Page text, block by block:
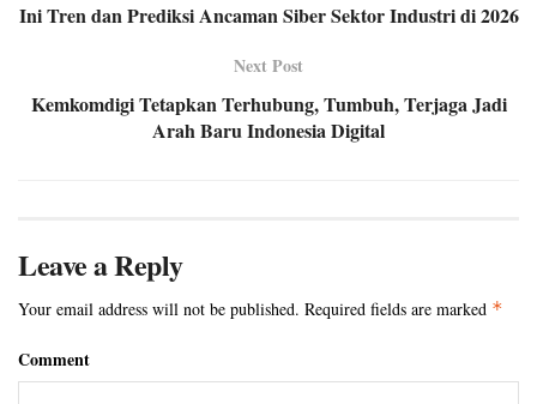
Ini Tren dan Prediksi Ancaman Siber Sektor Industri di 2026
Next Post
Kemkomdigi Tetapkan Terhubung, Tumbuh, Terjaga Jadi
Arah Baru Indonesia Digital
Leave a Reply
Your email address will not be published. Required fields are marked *
Comment